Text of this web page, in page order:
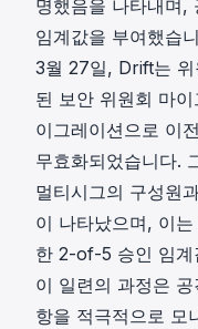
명했음을 나타내며,
임계값을 부여했습
3월 27일, Drift는 위
된 보안 위원회 마
이그레이션으로 이
무효화되었습니다.
멀티시그의 구성원
이 나타났으며, 이
한 2-of-5 승인 임계
이 일련의 과정은
항을 적극적으로 모